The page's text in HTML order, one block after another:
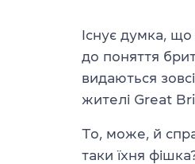
Існує думка,
до поняття
видаються
жителі Great
То, може, й
таки їхня